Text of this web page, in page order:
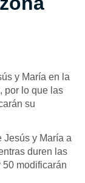
y María en la
por lo que las
su
Jesús y María a
duren las
modificarán